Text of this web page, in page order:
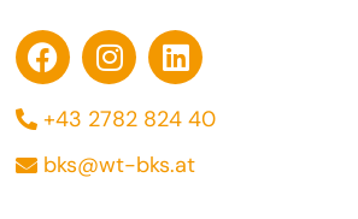
+43 2782 824 40
bks@wt-bks.at